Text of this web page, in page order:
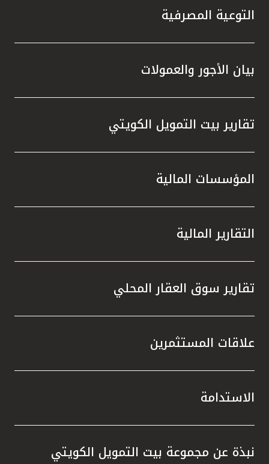
التوعية المصرفية
بيان الأجور والعمولات
تقارير بيت التمويل الكويتي
المؤسسات المالية
التقارير المالية
تقارير سوق العقار المحلي
علاقات المستثمرين
الاستدامة
نبذة عن مجموعة بيت التمويل الكويتي